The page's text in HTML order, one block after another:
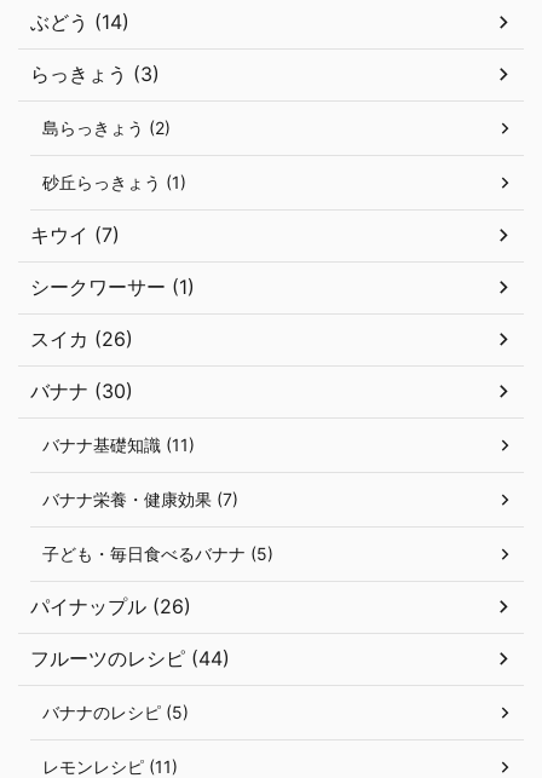
ぶどう (14)
らっきょう (3)
島らっきょう (2)
砂丘らっきょう (1)
キウイ (7)
シークワーサー (1)
スイカ (26)
バナナ (30)
バナナ基礎知識 (11)
バナナ栄養・健康効果 (7)
子ども・毎日食べるバナナ (5)
パイナップル (26)
フルーツのレシピ (44)
バナナのレシピ (5)
レモンレシピ (11)